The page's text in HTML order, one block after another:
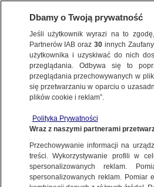
ŚWIAT
na Kaukazie. Pompeo
komunikat
27.10.2020, 19:10
Dbamy o Twoją prywatność
Jeśli użytkownik wyrazi na to
Partnerów IAB oraz30 innych
użytkownika i uzyskiwać do nich
przeglądania. Odbywa się to
przeglądania przechowywanych w
się przetwarzaniu w oparciu o
plików cookie i reklam”.
Polityka Prywatności
Wraz z naszymi partnerami
Przechowywanie informacji na
treści. Wykorzystywanie profili w
spersonalizowanych reklam.
spersonalizowanych reklam. Pomiar